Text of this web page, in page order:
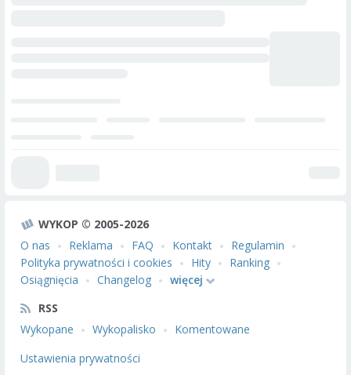
WYKOP © 2005-2026
O nas
Reklama FAQ Kontakt
Regulamin
Polityka prywatności i cookies
Hity
Ranking
Osiągnięcia
Changelog
więcej
RSS
Wykopane
Wykopalisko
Komentowane
Ustawienia prywatności